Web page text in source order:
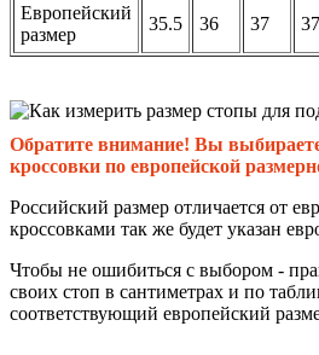
Европейский
размер
35.5 36 37
Обратите внимание! Вы
кроссовки по европейской
Российский размер отличается от
кроссовками так же будет указан
Чтобы не ошибиться с выбором -
своих стоп в сантиметрах и по
соответствующий европейский